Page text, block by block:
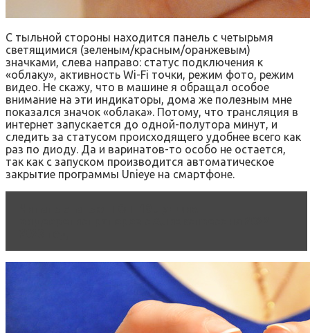
С тыльной стороны находится панель с четырьмя
светящимися (зеленым/красным/оранжевым)
значками, слева направо: статус подключения к
«облаку», активность Wi-Fi точки, режим фото, режим
видео. Не скажу, что в машине я обращал особое
внимание на эти индикаторы, дома же полезным мне
показался значок «облака». Потому, что трансляция в
интернет запускается до одной-полутора минут, и
следить за статусом происходящего удобнее всего как
раз по диоду. Да и варинатов-то особо не остается,
так как с запуском производится автоматическое
закрытие программы Unieye на смартфоне.